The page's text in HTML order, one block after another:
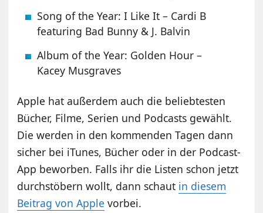
Song of the Year: I Like It – Cardi B
featuring Bad Bunny & J. Balvin
Album of the Year: Golden Hour –
Kacey Musgraves
Apple hat außerdem auch die beliebtesten
Bücher, Filme, Serien und Podcasts gewählt.
Die werden in den kommenden Tagen dann
sicher bei iTunes, Bücher oder in der Podcast-
App beworben. Falls ihr die Listen schon jetzt
durchstöbern wollt, dann schaut in diesem
Beitrag von Apple vorbei.